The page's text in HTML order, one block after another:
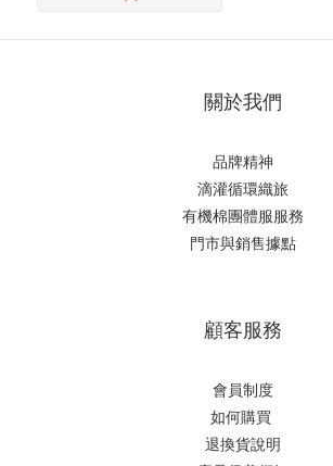
關於我們
品牌精神
滴灌循環織旅
有機棉團體服服務
門市與銷售據點
顧客服務
會員制度
如何購買
退換貨說明